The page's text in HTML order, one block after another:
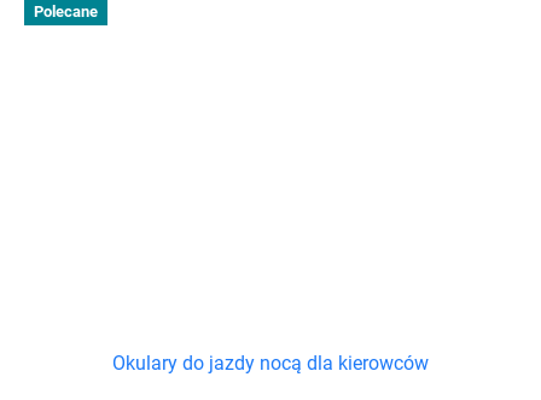
Polecane
Okulary do jazdy nocą dla kierowców